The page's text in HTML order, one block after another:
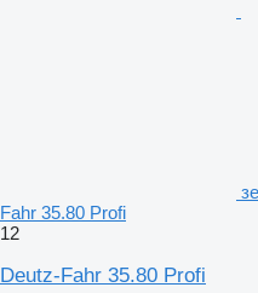
Fahr 35.80 Profi
12
Deutz-Fahr 35.80 Profi